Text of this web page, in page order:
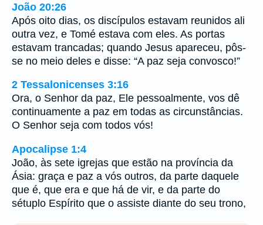
João 20:26
Após oito dias, os discípulos estavam reunidos ali
outra vez, e Tomé estava com eles. As portas
estavam trancadas; quando Jesus apareceu, pôs-
se no meio deles e disse: “A paz seja convosco!”
2 Tessalonicenses 3:16
Ora, o Senhor da paz, Ele pessoalmente, vos dê
continuamente a paz em todas as circunstâncias.
O Senhor seja com todos vós!
Apocalipse 1:4
João, às sete igrejas que estão na província da
Ásia: graça e paz a vós outros, da parte daquele
que é, que era e que há de vir, e da parte do
sétuplo Espírito que o assiste diante do seu trono,